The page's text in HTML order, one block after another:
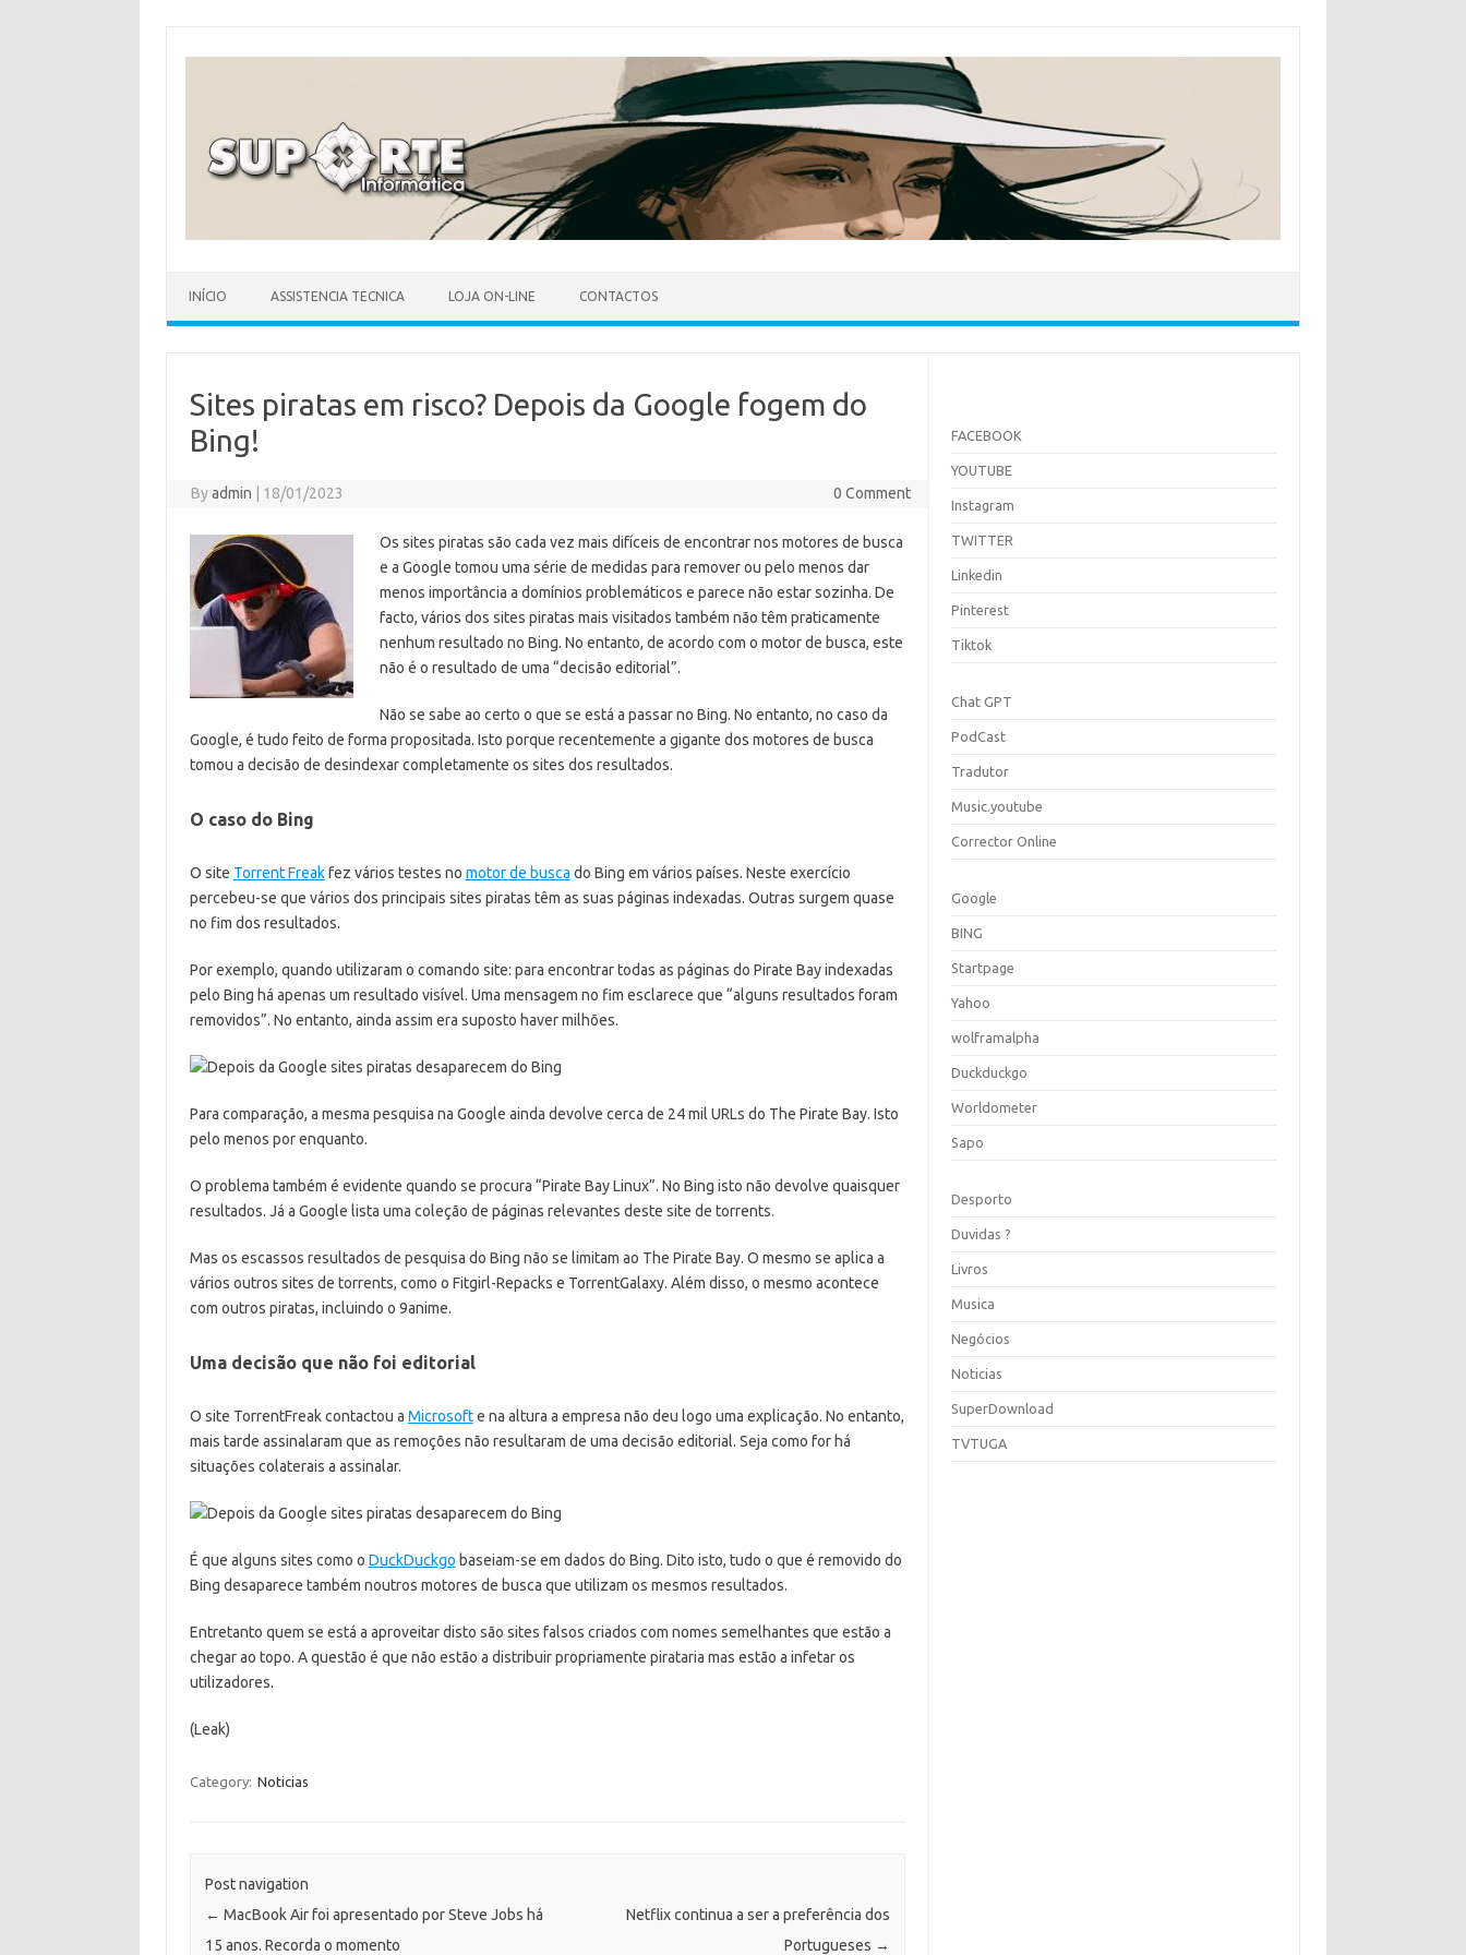
INÍCIO ASSISTENCIA TECNICA LOJA ON-LINE CONTACTOS
Sites piratas em risco? Depois da Google fogem do
Bing!
Byadmin 18/01/2023 0 Comment
Os sites piratas são cada vez mais difíceis de encontrar nos motores de busca
e a Google tomou uma série de medidas para remover ou pelo menos dar
menos importância a domínios problemáticos e parece não estar sozinha. De
facto, vários dos sites piratas mais visitados também não têm praticamente
nenhum resultado no Bing. No entanto, de acordo com o motor de busca, este
não é o resultado de uma “decisão editorial”.
Não se sabe ao certo o que se está a passar no Bing. No entanto, no caso da
Google, é tudo feito de forma propositada. Isto porque recentemente a gigante dos motores de busca
tomou a decisão de desindexar completamente os sites dos resultados.
O caso do Bing
O site Torrent Freakfez vários testes no motor de busca do Bing em vários países. Neste exercício
percebeu-se que vários dos principais sites piratas têm as suas páginas indexadas. Outras surgem quase
no fim dos resultados.
Por exemplo, quando utilizaram o comando site: para encontrar todas as páginas do Pirate Bay indexadas
pelo Bing há apenas um resultado visível. Uma mensagem no fim esclarece que “alguns resultados foram
removidos”. No entanto, ainda assim era suposto haver milhões.
Para comparação, a mesma pesquisa na Google ainda devolve cerca de 24 mil URLs do The Pirate Bay. Isto
pelo menos por enquanto.
O problema também é evidente quando se procura “Pirate Bay Linux”. No Bing isto não devolve quaisquer
resultados. Já a Google lista uma coleção de páginas relevantes deste site de torrents.
Mas os escassos resultados de pesquisa do Bing não se limitam ao The Pirate Bay. O mesmo se aplica a
vários outros sites de torrents, como o Fitgirl-Repacks e TorrentGalaxy. Além disso, o mesmo acontece
com outros piratas, incluindo o 9anime.
Uma decisão que não foi editorial
O site TorrentFreak contactou a Microsofte na altura a empresa não deu logo uma explicação. No entanto,
mais tarde assinalaram que as remoções não resultaram de uma decisão editorial. Seja como for há
situações colaterais a assinalar.
É que alguns sites como o DuckDuckgo baseiam-se em dados do Bing. Dito isto, tudo o que é removido do
Bing desaparece também noutros motores de busca que utilizam os mesmos resultados.
Entretanto quem se está a aproveitar disto são sites falsos criados com nomes semelhantes que estão a
chegar ao topo. A questão é que não estão a distribuir propriamente pirataria mas estão a infetar os
utilizadores.
(Leak)
Category: Noticias
Post navigation
← MacBook Air foi apresentado por Steve Jobs há
15 anos. Recorda o momento
Netflix continua a ser a preferência dos
Portugueses →
FACEBOOK
YOUTUBE
Instagram
TWITTER
Linkedin
Pinterest
Tiktok
Chat GPT
PodCast
Tradutor
Music.youtube
Corrector Online
Google
BING
Startpage
Yahoo
wolframalpha
Duckduckgo
Worldometer
Sapo
Desporto
Duvidas ?
Livros
Musica
Negócios
Noticias
SuperDownload
TVTUGA